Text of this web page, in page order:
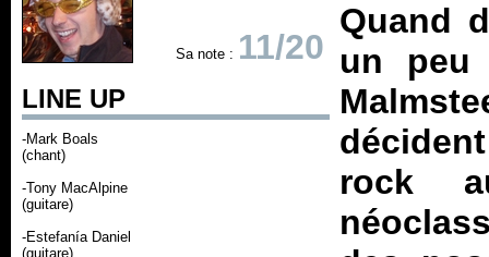
Sa note : 11/20
LINE UP
-Mark Boals
(chant)
-Tony MacAlpine
(guitare)
-Estefanía Daniel
(guitare)
Quand
un peu
rock